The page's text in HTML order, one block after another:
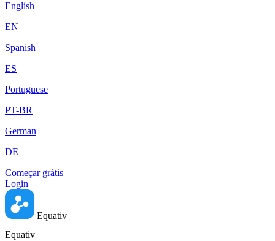
English
EN
Spanish
ES
Portuguese
PT-BR
German
DE
Começar grátis
Login
Equativ
Equativ